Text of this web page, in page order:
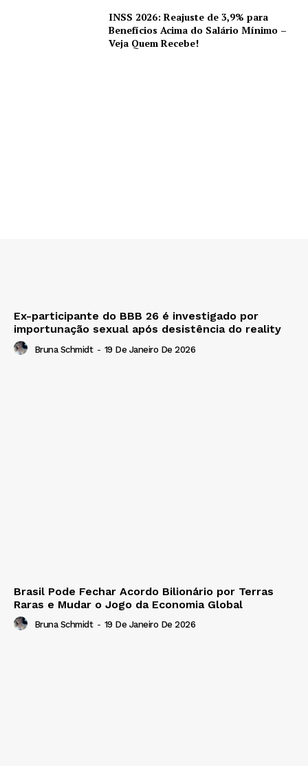
INSS 2026: Reajuste de 3,9% para
Benefícios Acima do Salário Mínimo –
Veja Quem Recebe!
Ex-participante do BBB 26 é investigado por
importunação sexual após desistência do reality
Bruna Schmidt - 19 De Janeiro De 2026
Brasil Pode Fechar Acordo Bilionário por Terras
Raras e Mudar o Jogo da Economia Global
Bruna Schmidt - 19 De Janeiro De 2026